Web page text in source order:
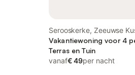
Serooskerke, Zeeuwse
Vakantiewoning voor 4
Terras en Tuin
vanaf€ 49per nacht